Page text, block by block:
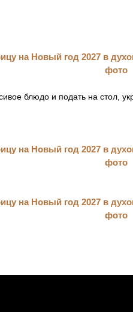
блюдо и подать на стол,